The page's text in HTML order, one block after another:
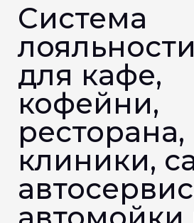
Система
для кафе,
кофейни,
ресторана,
клиники,